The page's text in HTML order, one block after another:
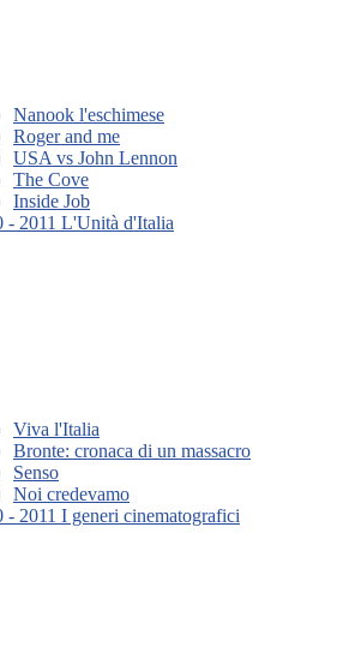
Nanook l'eschimese
Roger and me
USA vs John Lennon
The Cove
Inside Job
- 2011 L'Unità d'Italia
Viva l'Italia
Bronte: cronaca di un massacro
Senso
Noi credevamo
- 2011 I generi cinematografici